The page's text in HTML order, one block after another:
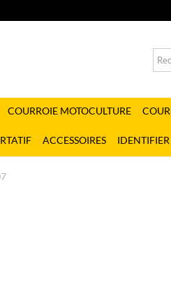
COURROIE MOTOCULTURE
ACCESSOIRES